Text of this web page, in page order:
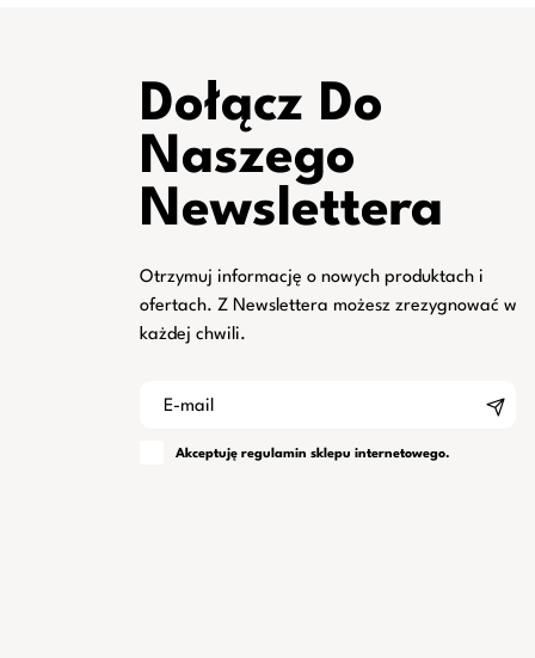
Dołącz Do
Naszego
Newslettera
Otrzymuj informację o nowych produktach i
ofertach. Z Newslettera możesz zrezygnować w
każdej chwili.
Akceptuję regulamin sklepu internetowego.